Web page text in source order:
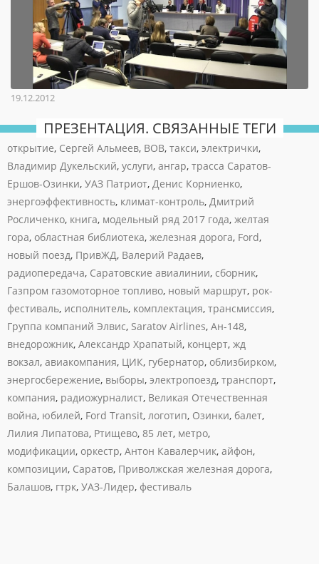
19.12.2012
ПРЕЗЕНТАЦИЯ. СВЯЗАННЫЕ ТЕГИ
открытие, Сергей Альмеев, ВОВ, такси, электрички,
Владимир Дукельский, услуги, ангар, трасса Саратов-
Ершов-Озинки, УАЗ Патриот, Денис Корниенко,
энергоэффективность, климат-контроль, Дмитрий
Росличенко, книга, модельный ряд 2017 года, желтая
гора, областная библиотека, железная дорога, Ford,
новый поезд, ПривЖД, Валерий Радаев,
радиопередача, Саратовские авиалинии, сборник,
Газпром газомоторное топливо, новый маршрут, рок-
фестиваль, исполнитель, комплектация, трансмиссия,
Группа компаний Элвис, Saratov Airlines, Ан-148,
внедорожник, Александр Храпатый, концерт, жд
вокзал, авиакомпания, ЦИК, губернатор, облизбирком,
энергосбережение, выборы, электропоезд, транспорт,
компания, радиожурналист, Великая Отечественная
война, юбилей, Ford Transit, логотип, Озинки, балет,
Лилия Липатова, Ртищево, 85 лет, метро,
модификации, оркестр, Антон Кавалерчик, айфон,
композиции, Саратов, Приволжская железная дорога,
Балашов, гтрк, УАЗ-Лидер, фестиваль